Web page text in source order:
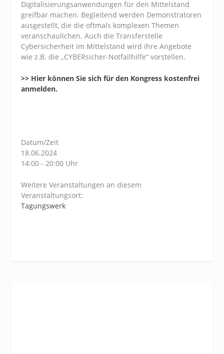
Digitalisierungsanwendungen für den Mittelstand
greifbar machen. Begleitend werden Demonstratoren
ausgestellt, die die oftmals komplexen Themen
veranschaulichen. Auch die Transferstelle
Cybersicherheit im Mittelstand wird ihre Angebote
wie z.B. die „CYBERsicher-Notfallhilfe“ vorstellen.
>> Hier können Sie sich für den Kongress kostenfrei
anmelden.
Datum/Zeit
18.06.2024
14:00 - 20:00 Uhr
Weitere Veranstaltungen an diesem
Veranstaltungsort:
Tagungswerk